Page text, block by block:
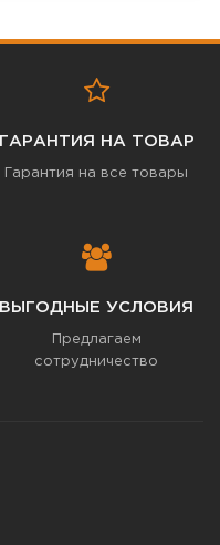
ГАРАНТИЯ НА ТОВАР
Гарантия на все товары
ВЫГОДНЫЕ УСЛОВИЯ
Предлагаем
сотрудничество